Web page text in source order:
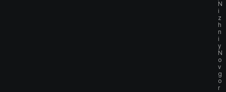
N
i
z
h
n
i
y
N
o
v
g
o
r